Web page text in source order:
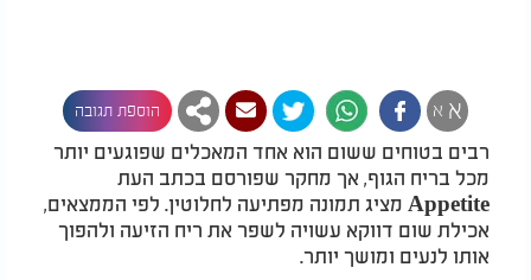
א א הוספת תגובה
רבים בטוחים ששום הוא אחד המאכלים שפוגעים יותר
מכל בריח הגוף, אך מחקר שפורסם בכתב העת
Appetite מציג תמונה מפתיעה לחלוטין. לפי הממצאים,
אכילת שום דווקא עשויה לשפר את ריח הזיעה ולהפוך
אותו לנעים ומושך יותר.